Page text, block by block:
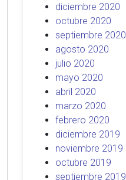
diciembre 2020
octubre 2020
septiembre 2020
agosto 2020
julio 2020
mayo 2020
abril 2020
marzo 2020
febrero 2020
diciembre 2019
noviembre 2019
octubre 2019
septiembre 2019